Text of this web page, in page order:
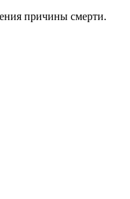
причины смерти.